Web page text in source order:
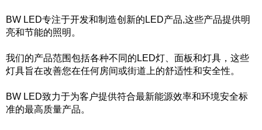
Bijuteria
手表
BW LED专注于开发和制造创新的LED产品,这些产品提供明
亮和节能的照明。
我们的产品范围包括各种不同的LED灯、面板和灯具，这些
灯具旨在改善您在任何房间或街道上的舒适性和安全性。
BW LED致力于为客户提供符合最新能源效率和环境安全标
准的最高质量产品。